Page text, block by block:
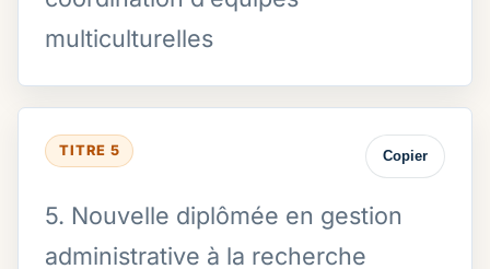
multiculturelles
TITRE 5 Copier
5. Nouvelle diplômée en gestion
administrative à la recherche